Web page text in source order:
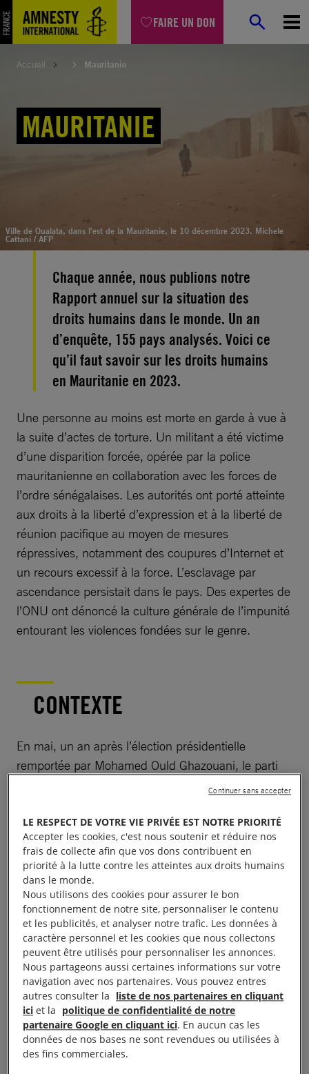
FAIRE UN DON
Aller
au
contenu
Accueil Mauritanie
MAURITANIE
Ville de Oualata, dans l'est de la Mauritanie, le 10 décembre 2023. Michele
Cattani / AFP
Chaque année, nous publions notre
Rapport annuel sur la situation des
droits humains dans le monde. Un an
d’enquête, 155 pays analysés. Voici ce
qu’il faut savoir sur les droits humains
en Mauritanie en 2023.
Une personne au moins est morte en garde à vue à
la suite d’actes de torture. Un militant a été victime
d’une disparition forcée, opérée par la police
mauritanienne en collaboration avec les forces de
l’ordre sénégalaises. Les autorités ont porté atteinte
aux droits à la liberté d’expression et à la liberté de
réunion pacifique au moyen de mesures
répressives, notamment des coupures d’Internet et
un recours excessif à la force. L’esclavage par
ascendance persistait dans le pays. Des expertes de
l’ONU ont dénoncé la culture générale de l’impunité
entourant les violences fondées sur le genre.
CONTEXTE
En mai, un an après l’élection présidentielle
remportée par Mohamed Ould Ghazouani, le parti
au pouvoir a été déclaré vainqueur des élections
d’opposition ont contesté ces résultats en affirmant
qu’il y avait eu fraude. En décembre, l’ancien
président Mohamed Ould Abdel Aziz a été
condamné à cinq ans de prison pour corruption.
TORTURE ET AUTRES
MAUVAIS TRAITEMENTS
Le 9 février, le défenseur des droits humains Souvi
Ould Jibril Ould Cheine a été convoqué au
LE RESPECT DE VOTRE VIE PRIVÉE EST NOTRE PRIORITÉ
Accepter les cookies, c'est nous soutenir et réduire nos
frais de collecte afin que vos dons contribuent en
priorité à la lutte contre les atteintes aux droits humains
dans le monde.
Nous utilisons des cookies pour assurer le bon
fonctionnement de notre site, personnaliser le contenu
et les publicités, et analyser notre trafic. Les données à
caractère personnel et les cookies que nous collectons
peuvent être utilisés pour personnaliser les annonces.
Nous partageons aussi certaines informations sur votre
navigation avec nos partenaires. Vous pouvez entres
autres consulter la liste de nos partenaires en cliquant
ici et la politique de confidentialité de notre
partenaire Google en cliquant ici. En aucun cas les
données de nos bases ne sont revendues ou utilisées à
des fins commerciales.
Continuer sans accepter